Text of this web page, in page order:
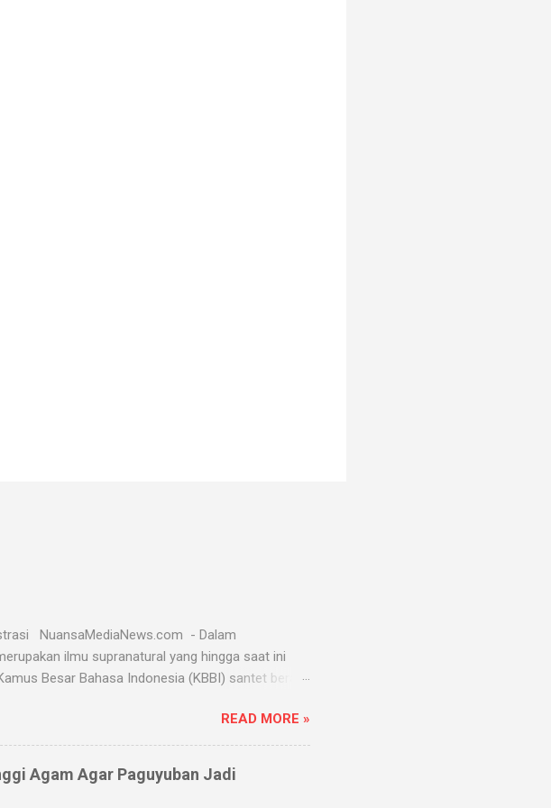
NuansaMediaNews.com - Dalam
ilmu supranatural yang hingga saat ini
Besar Bahasa Indonesia (KBBI) santet berarti
paranormal. Biasanya, santet melibatkan jin dan
medium yang digunakan oleh paranormal
kembang, paku, rambut dan masih banyak lagi.
'orang pintar' yang disewa oleh penyantet. Dalam
READ MORE »
Agam Agar Paguyuban Jadi